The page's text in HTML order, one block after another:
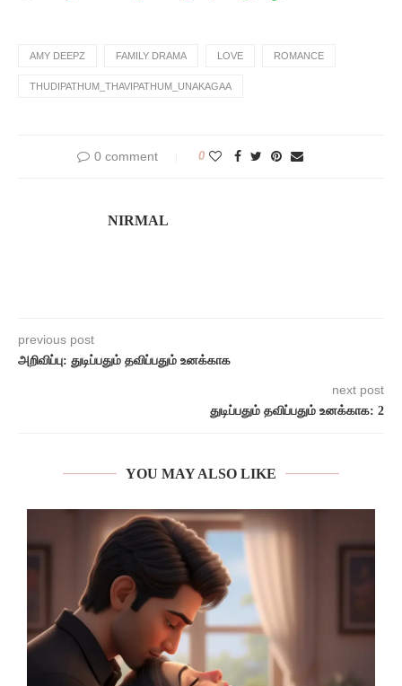
AMY DEEPZ FAMILY DRAMA LOVE ROMANCE
THUDIPATHUM_THAVIPATHUM_UNAKAGAA
0 comment 0
NIRMAL
previous post
அறிவிப்பு: துடிப்பதும் தவிப்பதும் உனக்காக
next post
துடிப்பதும் தவிப்பதும் உனக்காக: 2
YOU MAY ALSO LIKE